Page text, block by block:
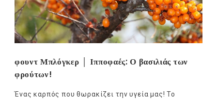
φουντ Μπλόγκερ │ Ιπποφαές: Ο βασιλιάς των
φρούτων!
Ένας καρπός που θωρακίζει την υγεία μας! Το